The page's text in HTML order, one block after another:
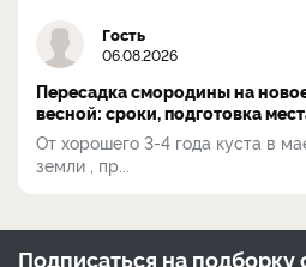
Гость
06.08.2026
Пересадка смородины на
весной: сроки, подготовка
От хорошего 3-4 года куста в
земли , пр...
Подписаться на подборку